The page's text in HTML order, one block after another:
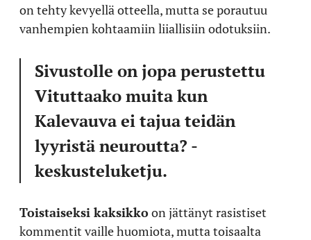
on tehty kevyellä otteella, mutta se porautuu
vanhempien kohtaamiin liiallisiin odotuksiin.
Sivustolle on jopa perustettu
Vituttaako muita kun
Kalevauva ei tajua teidän
lyyristä neuroutta? -
keskusteluketju.
Toistaiseksi kaksikkoon jättänyt rasistiset
kommentit vaille huomiota, mutta toisaalta